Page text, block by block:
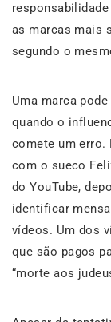
as marcas mais
segundo o
Uma marca
quando o
comete um erro.
com o sueco
do YouTube,
identificar
vídeos. Um dos
que são pagos
“morte aos